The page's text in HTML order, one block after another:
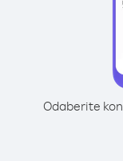
Odaberite